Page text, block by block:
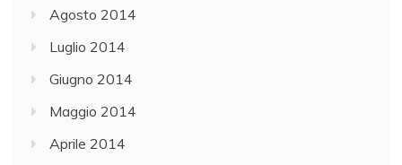
Agosto 2014
Luglio 2014
Giugno 2014
Maggio 2014
Aprile 2014